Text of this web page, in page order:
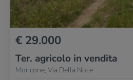
€ 29.000
Ter. agricolo in vendita
Moricone, Via Della Noce